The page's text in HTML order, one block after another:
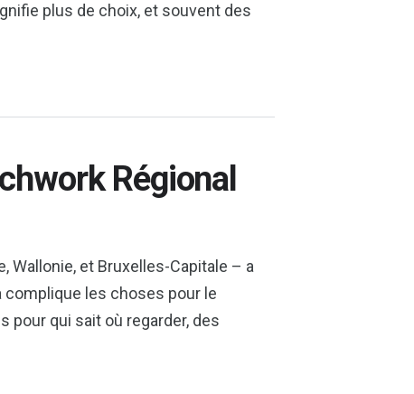
plus de choix, et souvent des
Régional
Wallonie, et Bruxelles-Capitale – a
complique les choses pour le
pour qui sait où regarder, des